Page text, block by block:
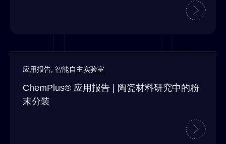
应用报告 智能自主实验室
ChemPlus® 应用报告 | 陶瓷材料研究中的粉
末分装